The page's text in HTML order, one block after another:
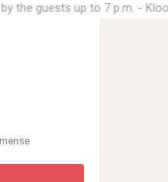
the guests up to 7 p.m. -